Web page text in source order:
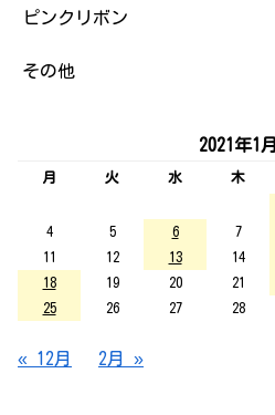
ピンクリボン
その他
2021年1月
月 火 水 木
4
5 6 7
11
12 13 14
18
19 20 21
25
26 27 28
« 12月 2月 »